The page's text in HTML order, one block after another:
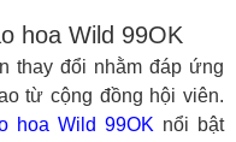
hoa Wild 99OK
thay đổi nhằm đáp ứng
từ cộng đồng hội viên.
hoa Wild 99OK nổi bật